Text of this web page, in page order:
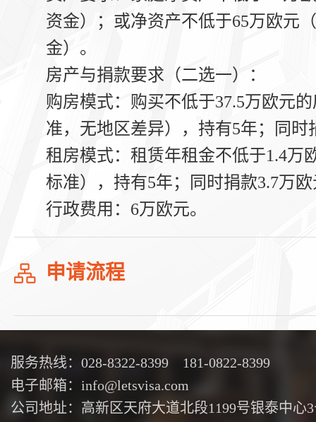
资金）；或净资产不低于65万欧元
金）。
房产与捐款要求（二选一）
：
购房模式：购买不低于37.5万欧元
准，无地区差异），持有5年；同时
租房模式：租赁年租金不低于1.4万
标准），持有5年；
同时捐款3.7万
行政费用 ：6万欧元。
申请流程
服务热线：028-8322-8399 181-0822-8399
电子邮箱：info@letsvisa.com
公司地址：高新区天府大道北段1199号银泰中心